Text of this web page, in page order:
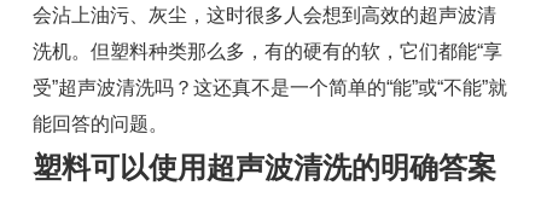
会沾上油污、灰尘，这时很多人会想到高效的超声波清
洗机。但塑料种类那么多，有的硬有的软，它们都能“享
受”超声波清洗吗？这还真不是一个简单的“能”或“不能”就
能回答的问题。
塑料可以使用超声波清洗的明确答案